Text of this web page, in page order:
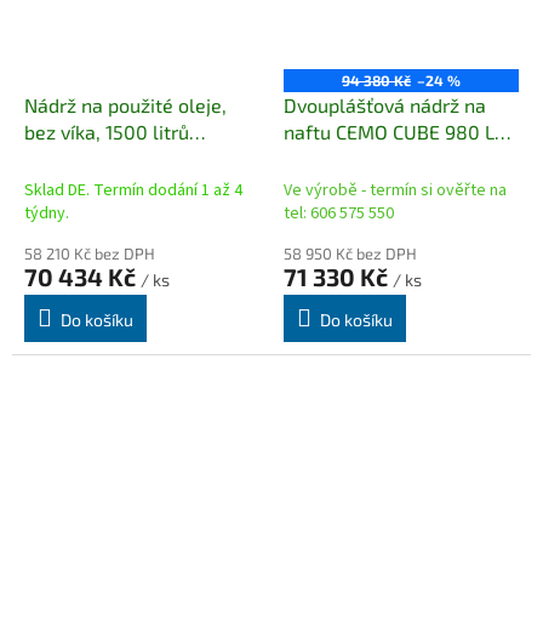
Nádrž na použité oleje,
bez víka, 1500 litrů
Sklad DE. Termín dodání 1 až 4
týdny.
58 210 Kč bez DPH
70 434 Kč / ks
Do košíku
94 380 Kč –24 %
Dvouplášťová nádrž na
naftu CEMO CUBE 980 L
Novinka pro sezónu
2022/2023
Ve výrobě - termín si ověřte na
tel: 606 575 550
58 950 Kč bez DPH
71 330 Kč / ks
Do košíku